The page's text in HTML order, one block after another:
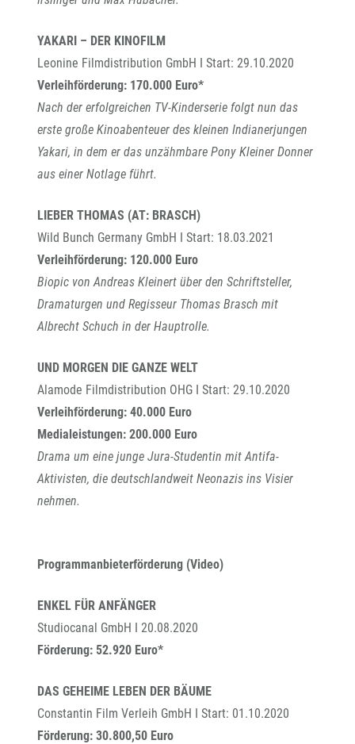
YAKARI – DER KINOFILM
Leonine Filmdistribution GmbH I Start: 29.10.2020
Verleihförderung: 170.000 Euro*
Nach der erfolgreichen TV-Kinderserie folgt nun das
erste große Kinoabenteuer des kleinen Indianerjungen
Yakari, in dem er das unzähmbare Pony Kleiner Donner
aus einer Notlage führt.
LIEBER THOMAS (AT: BRASCH)
Wild Bunch Germany GmbH I Start: 18.03.2021
Verleihförderung: 120.000 Euro
Biopic von Andreas Kleinert über den Schriftsteller,
Dramaturgen und Regisseur Thomas Brasch mit
Albrecht Schuch in der Hauptrolle.
UND MORGEN DIE GANZE WELT
Alamode Filmdistribution OHG I Start: 29.10.2020
Verleihförderung: 40.000 Euro
Medialeistungen: 200.000 Euro
Drama um eine junge Jura-Studentin mit Antifa-
Aktivisten, die deutschlandweit Neonazis ins Visier
nehmen.
Programmanbieterförderung (Video)
ENKEL FÜR ANFÄNGER
Studiocanal GmbH I 20.08.2020
Förderung: 52.920 Euro*
DAS GEHEIME LEBEN DER BÄUME
Constantin Film Verleih GmbH I Start: 01.10.2020
Förderung: 30.800,50 Euro